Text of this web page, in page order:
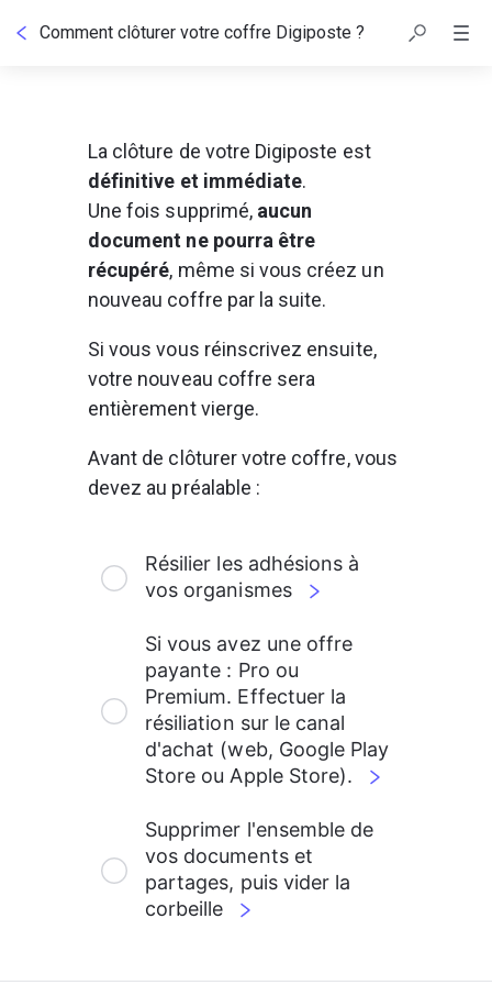
Comment clôturer votre coffre Digiposte ?
La clôture de votre Digiposte est
définitive et immédiate.
Une fois supprimé, aucun
document ne pourra être
récupéré, même si vous créez un
nouveau coffre par la suite.
Si vous vous réinscrivez ensuite,
votre nouveau coffre sera
entièrement vierge.
Avant de clôturer votre coffre, vous
devez au préalable :
Résilier les adhésions à
vos organismes
Si vous avez une offre
payante : Pro ou
Premium. Effectuer la
résiliation sur le canal
d'achat (web, Google Play
Store ou Apple Store).
Supprimer l'ensemble de
vos documents et
partages, puis vider la
corbeille